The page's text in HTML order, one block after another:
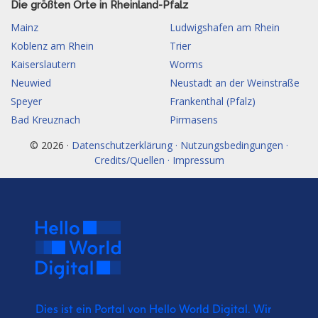
Die größten Orte in Rheinland-Pfalz
Mainz
Ludwigshafen am Rhein
Koblenz am Rhein
Trier
Kaiserslautern
Worms
Neuwied
Neustadt an der Weinstraße
Speyer
Frankenthal (Pfalz)
Bad Kreuznach
Pirmasens
© 2026 · Datenschutzerklärung · Nutzungsbedingungen ·
Credits/Quellen · Impressum
Dies ist ein Portal von Hello World Digital. Wir